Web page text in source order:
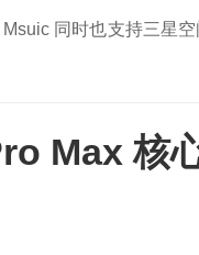
Msuic 同时也支持三星
Max 核